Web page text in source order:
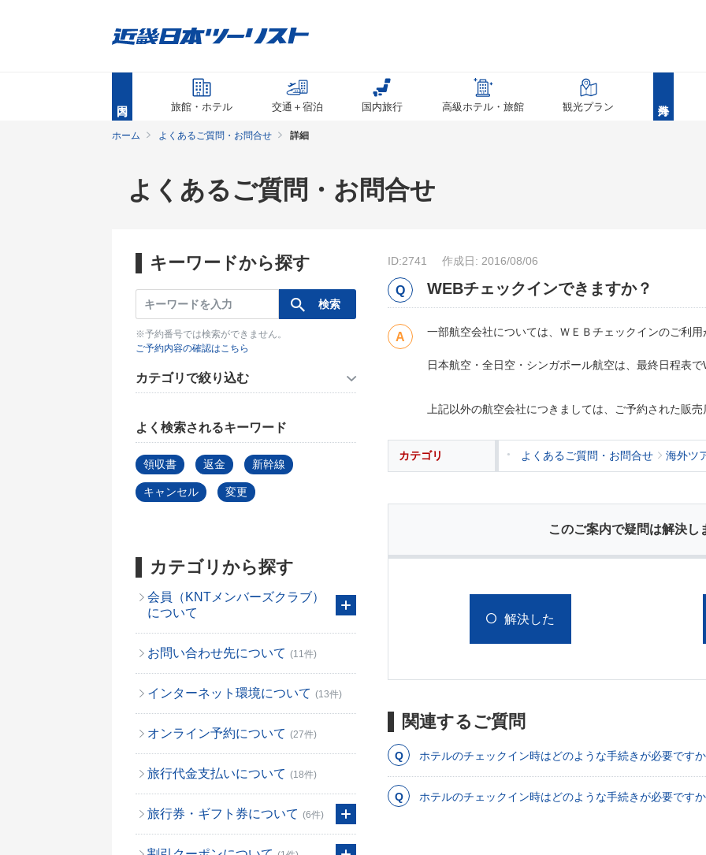
旅館・ホテル 交通＋宿泊 国内旅行 高級ホテル・旅館 観光プラン
ホーム よくあるご質問・お問合せ 詳細
よくあるご質問・お問合せ
キーワードから探す
※予約番号では検索ができません。
ご予約内容の確認はこちら
カテゴリで絞り込む
よく検索されるキーワード
領収書 返金 新幹線
キャンセル 変更
カテゴリから探す
会員（KNTメンバーズクラブ）
について
お問い合わせ先について (11件)
インターネット環境について (13件)
オンライン予約について (27件)
旅行代金支払いについて (18件)
旅行券・ギフト券について (6件)
ID:2741 作成日: 2016/08/06
WEBチェックインできますか？
一部航空会社については、ＷＥＢチェックインのご利
日本航空・全日空・シンガポール航空は、最終日程表
上記以外の航空会社につきましては、ご予約された販
カテゴリ よくあるご質問・お問合せ 海外ツ
このご案内で疑問は解決し
解決した
関連するご質問
ホテルのチェックイン時はどのような手続きが必要です
ホテルのチェックイン時はどのような手続きが必要です